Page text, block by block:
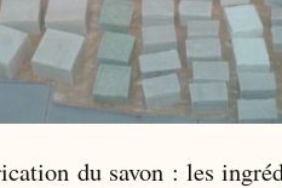
du savon : les